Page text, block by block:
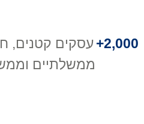
2,000+
עסקים קטנים,
ממשלתיים